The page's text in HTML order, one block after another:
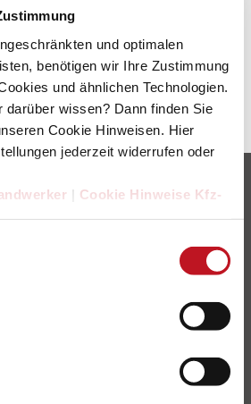
und optimalen
benötigen wir Ihre Zustimmung
und ähnlichen Technologien.
darüber wissen? Dann finden Sie
Cookie Hinweisen. Hier
jederzeit widerrufen oder
| Cookie Hinweise Kfz-
Anschrift